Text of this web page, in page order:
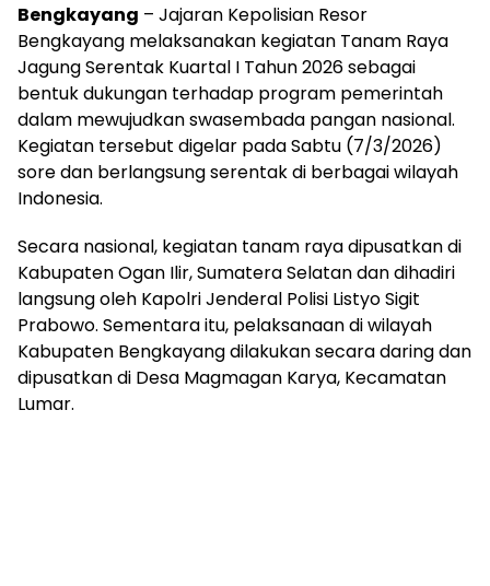
Bengkayang – Jajaran Kepolisian Resor
Bengkayang melaksanakan kegiatan Tanam Raya
Jagung Serentak Kuartal I Tahun 2026 sebagai
bentuk dukungan terhadap program pemerintah
dalam mewujudkan swasembada pangan nasional.
Kegiatan tersebut digelar pada Sabtu (7/3/2026)
sore dan berlangsung serentak di berbagai wilayah
Indonesia.
Secara nasional, kegiatan tanam raya dipusatkan di
Kabupaten Ogan Ilir, Sumatera Selatan dan dihadiri
langsung oleh Kapolri Jenderal Polisi Listyo Sigit
Prabowo. Sementara itu, pelaksanaan di wilayah
Kabupaten Bengkayang dilakukan secara daring dan
dipusatkan di Desa Magmagan Karya, Kecamatan
Lumar.